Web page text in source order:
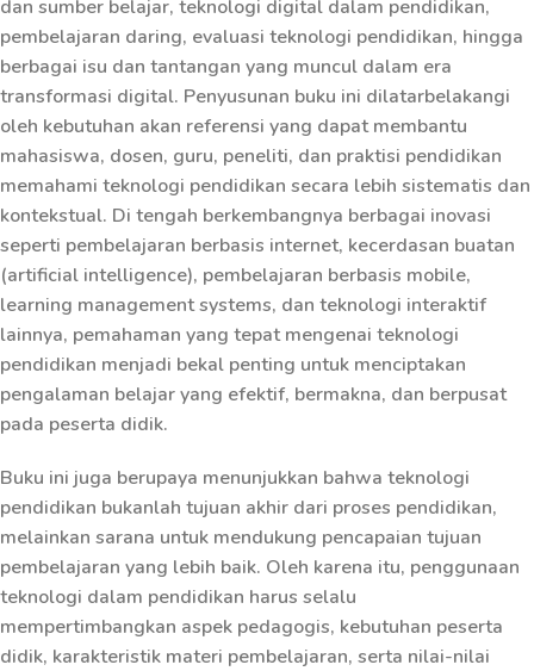
dan sumber belajar, teknologi digital dalam pendidikan,
pembelajaran daring, evaluasi teknologi pendidikan, hingga
berbagai isu dan tantangan yang muncul dalam era
transformasi digital. Penyusunan buku ini dilatarbelakangi
oleh kebutuhan akan referensi yang dapat membantu
mahasiswa, dosen, guru, peneliti, dan praktisi pendidikan
memahami teknologi pendidikan secara lebih sistematis dan
kontekstual. Di tengah berkembangnya berbagai inovasi
seperti pembelajaran berbasis internet, kecerdasan buatan
(artificial intelligence), pembelajaran berbasis mobile,
learning management systems, dan teknologi interaktif
lainnya, pemahaman yang tepat mengenai teknologi
pendidikan menjadi bekal penting untuk menciptakan
pengalaman belajar yang efektif, bermakna, dan berpusat
pada peserta didik.
Buku ini juga berupaya menunjukkan bahwa teknologi
pendidikan bukanlah tujuan akhir dari proses pendidikan,
melainkan sarana untuk mendukung pencapaian tujuan
pembelajaran yang lebih baik. Oleh karena itu, penggunaan
teknologi dalam pendidikan harus selalu
mempertimbangkan aspek pedagogis, kebutuhan peserta
didik, karakteristik materi pembelajaran, serta nilai-nilai